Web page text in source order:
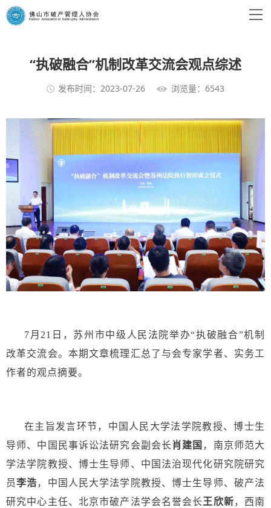
“执破融合”机制改革交流会观点综述
发布时间：2023-07-26 浏览量：6543
7月21日，苏州市中级人民法院举办“执破融合”机制
改革交流会。本期文章梳理汇总了与会专家学者、实务工
作者的观点摘要。
在主旨发言环节，中国人民大学法学院教授、博士生
导师、中国民事诉讼法研究会副会长 肖建国 ，南京师范大
学法学院教授、博士生导师、中国法治现代化研究院研究
员李浩，中国人民大学法学院教授、博士生导师、破产法
研究中心主任、北京市破产法学会名誉会长 王欣新，西南